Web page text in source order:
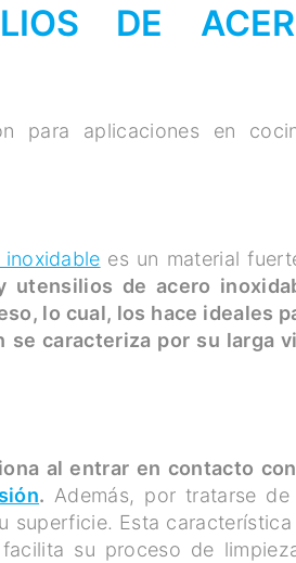
DE
para aplicaciones en
inoxidable es un material
utensilios de acero
lo cual, los hace ideales
caracteriza por su larga
al entrar en contacto
. Además, por tratarse de
superficie. Esta característica
su proceso de